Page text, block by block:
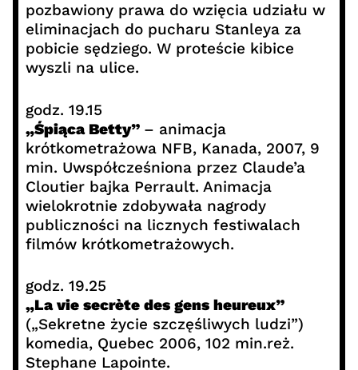
pozbawiony prawa do wzięcia udziału w
eliminacjach do pucharu Stanleya za
pobicie sędziego. W proteście kibice
wyszli na ulice.
godz. 19.15
„Śpiąca Betty” – animacja
krótkometrażowa NFB, Kanada, 2007, 9
min. Uwspółcześniona przez Claude’a
Cloutier bajka Perrault. Animacja
wielokrotnie zdobywała nagrody
publiczności na licznych festiwalach
filmów krótkometrażowych.
godz. 19.25
„La vie secrète des gens heureux”
(„Sekretne życie szczęśliwych ludzi”)
komedia, Quebec 2006, 102 min.reż.
Stephane Lapointe.